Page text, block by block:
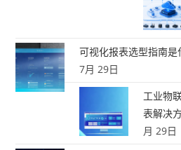
可视化报表选型指南
7月 29日
工业物
表解决
月 29日